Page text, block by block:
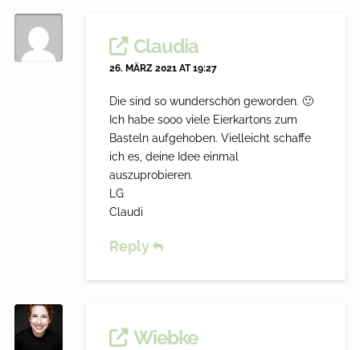
Claudia
26. MÄRZ 2021 AT 19:27
Die sind so wunderschön geworden. 🙂
Ich habe sooo viele Eierkartons zum
Basteln aufgehoben. Vielleicht schaffe
ich es, deine Idee einmal
auszuprobieren.
LG
Claudi
Reply
Wiebke